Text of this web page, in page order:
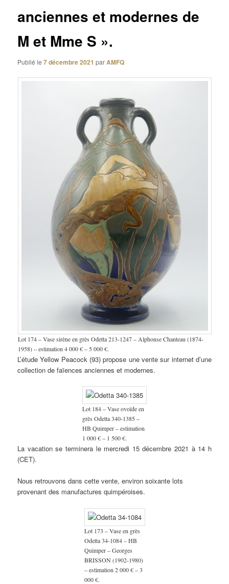
anciennes et modernes de
M et Mme S ».
Publié le7 décembre 2021 parAMFQ
Lot 174 – Vase sirène en grès Odetta 213-1247 – Alphonse Chanteau (1874-
1958) – estimation 4 000 € – 5 000 €.
L’étude Yellow Peacock (93) propose une vente sur internet d’une
collection de faïences anciennes et modernes.
Lot 184 – Vase ovoïde en
grès Odetta 340-1385 –
HB Quimper – estimation
1 000 € – 1 500 €.
La vacation se terminera le mercredi 15 décembre 2021 à 14 h
(CET).
Nous retrouvons dans cette vente, environ soixante lots
provenant des manufactures quimpéroises.
Lot 173 – Vase en grès
Odetta 34-1084 – HB
Quimper – Georges
BRISSON (1902-1980)
– estimation 2 000 € – 3
000 €.